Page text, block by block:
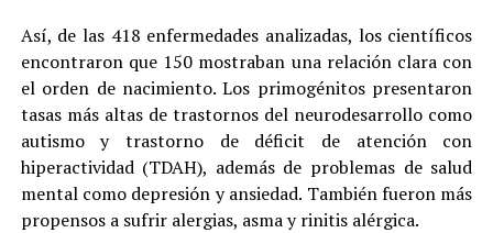
Así, de las 418 enfermedades analizadas, los científicos
encontraron que 150 mostraban una relación clara con
el orden de nacimiento. Los primogénitos presentaron
tasas más altas de trastornos del neurodesarrollo como
autismo y trastorno de déficit de atención con
hiperactividad (TDAH), además de problemas de salud
mental como depresión y ansiedad. También fueron más
propensos a sufrir alergias, asma y rinitis alérgica.